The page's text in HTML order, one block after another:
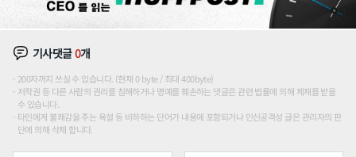
기사댓글0개
200자까지 쓰실 수 있습니다. (현재 0 byte / 최대 400byte)
저작권 등 다른 사람의 권리를 침해하거나 명예를 훼손하는 댓글은 관련 법률에 의해 제재를 받을
수 있습니다.
타인에게 불쾌감을 주는 욕설 등 비하하는 단어가 내용에 포함되거나 인신공격성 글은 관리자의 판
단에 의해 삭제 합니다.